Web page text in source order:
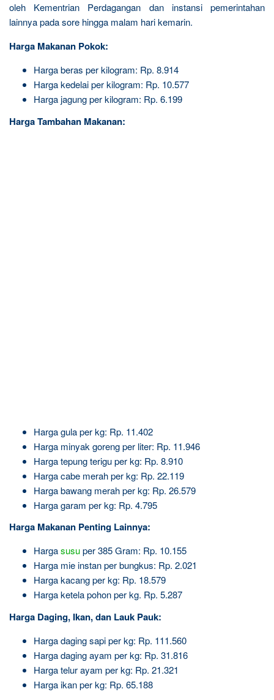
oleh Kementrian Perdagangan dan instansi pemerintahan
lainnya pada sore hingga malam hari kemarin.
Harga Makanan Pokok:
Harga beras per kilogram: Rp. 8.914
Harga kedelai per kilogram: Rp. 10.577
Harga jagung per kilogram: Rp. 6.199
Harga Tambahan Makanan:
Harga gula per kg: Rp. 11.402
Harga minyak goreng per liter: Rp. 11.946
Harga tepung terigu per kg: Rp. 8.910
Harga cabe merah per kg: Rp. 22.119
Harga bawang merah per kg: Rp. 26.579
Harga garam per kg: Rp. 4.795
Harga Makanan Penting Lainnya:
Hargasusuper 385 Gram: Rp. 10.155
Harga mie instan per bungkus: Rp. 2.021
Harga kacang per kg: Rp. 18.579
Harga ketela pohon per kg. Rp. 5.287
Harga Daging, Ikan, dan Lauk Pauk:
Harga daging sapi per kg: Rp. 111.560
Harga daging ayam per kg: Rp. 31.816
Harga telur ayam per kg: Rp. 21.321
Harga ikan per kg: Rp. 65.188